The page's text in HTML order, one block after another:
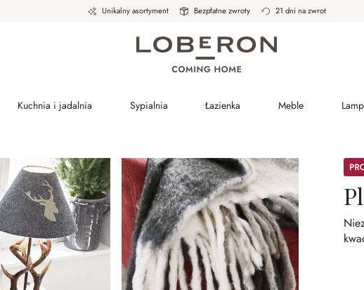
Unikalny asortyment Bezpłatne zwroty 21 dni na zwrot
Kuchnia i jadalnia Sypialnia Łazienka Meble